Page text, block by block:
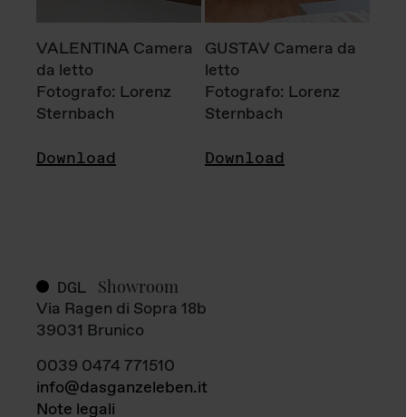
VALENTINA Camera
da letto
Fotografo: Lorenz
Sternbach
Download
GUSTAV Camera da
letto
Fotografo: Lorenz
Sternbach
Download
DGL Showroom
Via Ragen di Sopra 18b
39031 Brunico
0039 0474 771510
info@dasganzeleben.it
Note legali